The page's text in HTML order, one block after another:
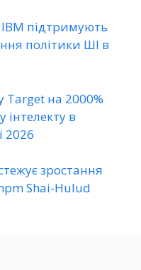
IBM підтримують
політики ШІ в
Target на 2000%
в
2026
зростання
Shai-Hulud